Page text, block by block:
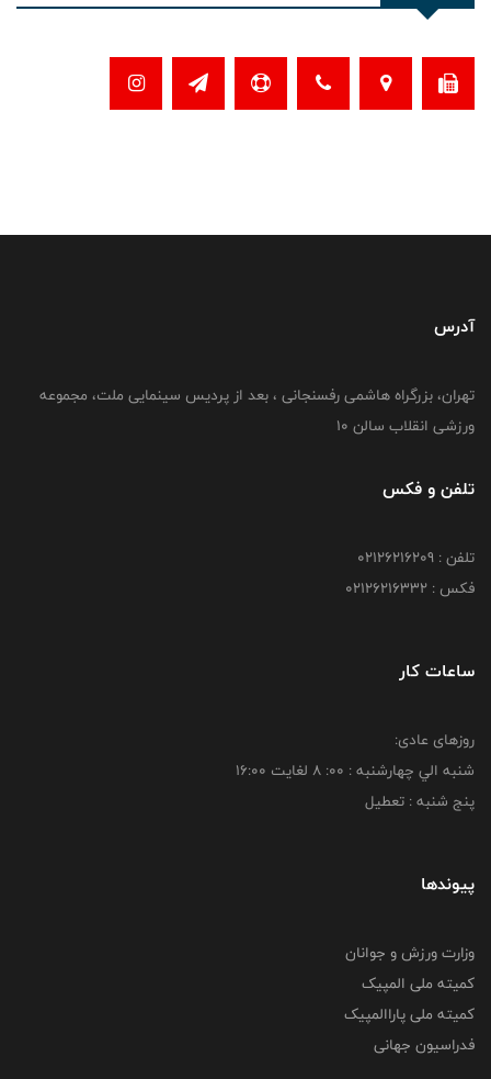
آدرس
تهران، بزرگراه هاشمی رفسنجانی ، بعد از پردیس سینمایی ملت، مجموعه
ورزشی انقلاب سالن 10
تلفن و فکس
تلفن : 02126216209
فکس : 02126216332
ساعات کار
روزهای عادی:
شنبه الي چهارشنبه : 00: 8 لغايت 16:00
پنج شنبه : تعطیل
پیوندها
وزارت ورزش و جوانان
کمیته ملی المپیک
کمیته ملی پاراالمپیک
فدراسیون جهانی